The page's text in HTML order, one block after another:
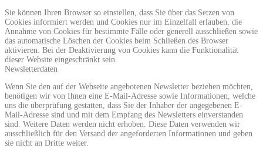
Sie können Ihren Browser so einstellen, dass Sie über das Setzen von
Cookies informiert werden und Cookies nur im Einzelfall erlauben, die
Annahme von Cookies für bestimmte Fälle oder generell ausschließen sowie
das automatische Löschen der Cookies beim Schließen des Browser
aktivieren. Bei der Deaktivierung von Cookies kann die Funktionalität
dieser Website eingeschränkt sein.
Newsletterdaten
Wenn Sie den auf der Webseite angebotenen Newsletter beziehen möchten,
benötigen wir von Ihnen eine E-Mail-Adresse sowie Informationen, welche
uns die überprüfung gestatten, dass Sie der Inhaber der angegebenen E-
Mail-Adresse sind und mit dem Empfang des Newsletters einverstanden
sind. Weitere Daten werden nicht erhoben. Diese Daten verwenden wir
ausschließlich für den Versand der angeforderten Informationen und geben
sie nicht an Dritte weiter.